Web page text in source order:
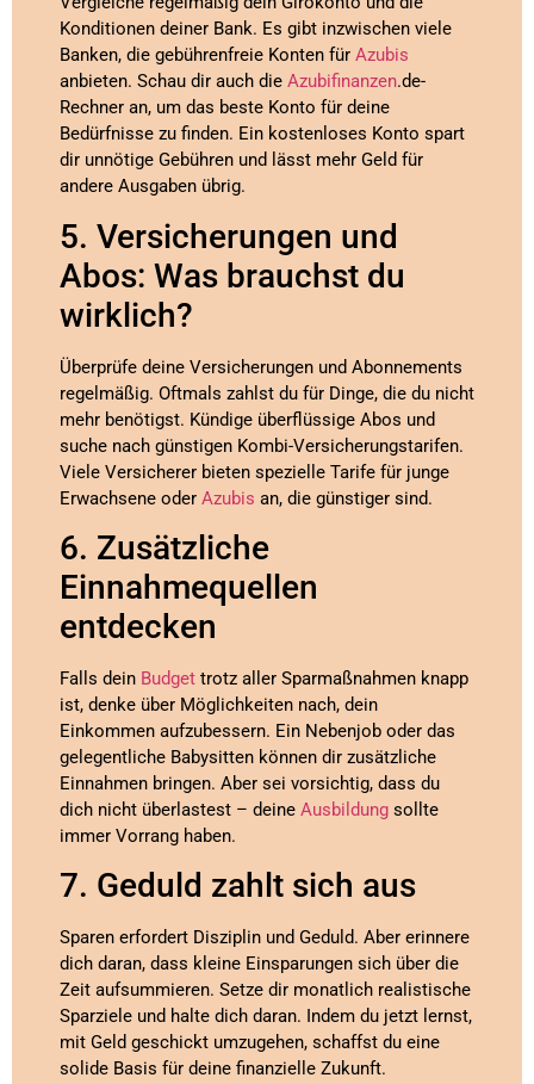
Konditionen deiner Bank. Es gibt inzwischen viele
Banken, die gebührenfreie Konten für Azubis
anbieten. Schau dir auch die Azubifinanzen.de-
Rechner an, um das beste Konto für deine
Bedürfnisse zu finden. Ein kostenloses Konto spart
dir unnötige Gebühren und lässt mehr Geld für
andere Ausgaben übrig.
5. Versicherungen und
Abos: Was brauchst du
wirklich?
Überprüfe deine Versicherungen und Abonnements
regelmäßig. Oftmals zahlst du für Dinge, die du nicht
mehr benötigst. Kündige überflüssige Abos und
suche nach günstigen Kombi-Versicherungstarifen.
Viele Versicherer bieten spezielle Tarife für junge
Erwachsene oder Azubis an, die günstiger sind.
6. Zusätzliche
Einnahmequellen
entdecken
Falls dein Budget trotz aller Sparmaßnahmen knapp
ist, denke über Möglichkeiten nach, dein
Einkommen aufzubessern. Ein Nebenjob oder das
gelegentliche Babysitten können dir zusätzliche
Einnahmen bringen. Aber sei vorsichtig, dass du
dich nicht überlastest – deine Ausbildung sollte
immer Vorrang haben.
7. Geduld zahlt sich aus
Sparen erfordert Disziplin und Geduld. Aber erinnere
dich daran, dass kleine Einsparungen sich über die
Zeit aufsummieren. Setze dir monatlich realistische
Sparziele und halte dich daran. Indem du jetzt lernst,
mit Geld geschickt umzugehen, schaffst du eine
solide Basis für deine finanzielle Zukunft.